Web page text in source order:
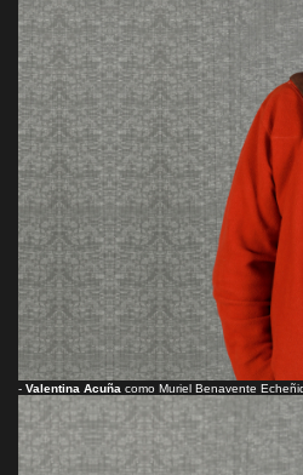
- Valentina Acuña como Muriel Benavente